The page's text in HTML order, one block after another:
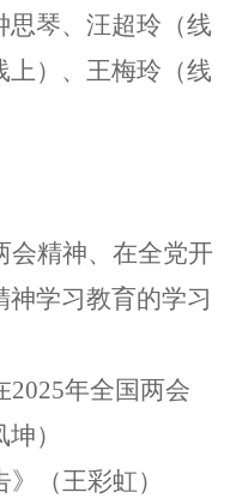
思琴、汪超玲（线
上）、王梅玲（线
会精神、在全党开
学习教育的学习
2025年全国两会
）
（王彩虹）